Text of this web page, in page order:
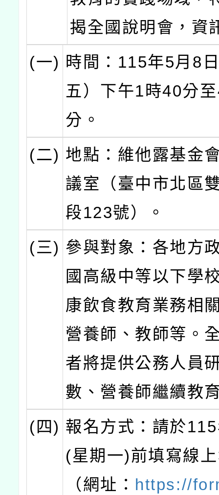
揭全國說明會，資
(一) 時間：115年5月8
五）下午1時40分
分。
(二) 地點：維他露基金
議室（臺中市北區
段123號）。
(三) 參與對象：各地方
國高級中等以下學
康飲食教育業務相
營養師、教師等。
者將提供公務人員
數、營養師繼續教
(四) 報名方式：請於
(星期一)前填寫線
（網址： https://